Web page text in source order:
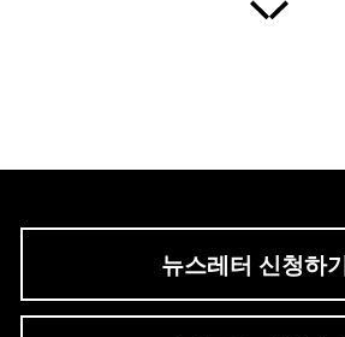
뉴스레터 신청하기